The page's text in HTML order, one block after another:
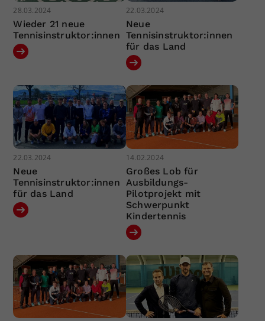
28.03.2024
Wieder 21 neue
Tennisinstruktor:innen
22.03.2024
Neue
Tennisinstruktor:innen
für das Land
22.03.2024
Neue
Tennisinstruktor:innen
für das Land
14.02.2024
Großes Lob für
Ausbildungs-
Pilotprojekt mit
Schwerpunkt
Kindertennis